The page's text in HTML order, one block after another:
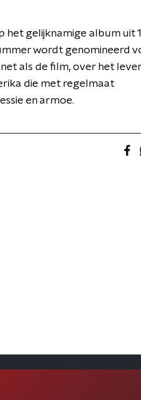
het gelijknamige album uit
wordt genomineerd
als de film, over het
die met regelmaat
en armoe.